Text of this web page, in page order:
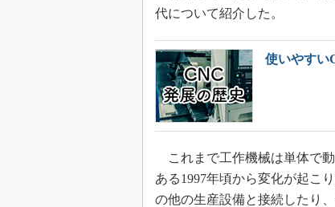
代について紹介した。
使いやすい
これまで工作機械は単体で
ある1997年頃から変化が起こ
の他の生産設備と接続したり